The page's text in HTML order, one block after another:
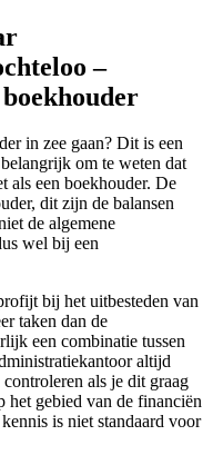
–
in zee gaan? Dit is een
om te weten dat
als een boekhouder. De
dit zijn de balansen
de algemene
wel bij een
bij het uitbesteden van
taken dan de
een combinatie tussen
altijd
als je dit graag
gebied van de financiën
is niet standaard voor